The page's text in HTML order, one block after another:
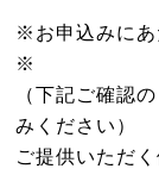
※お申込みにあ
※
（下記ご確認
みください）
ご提供いただ